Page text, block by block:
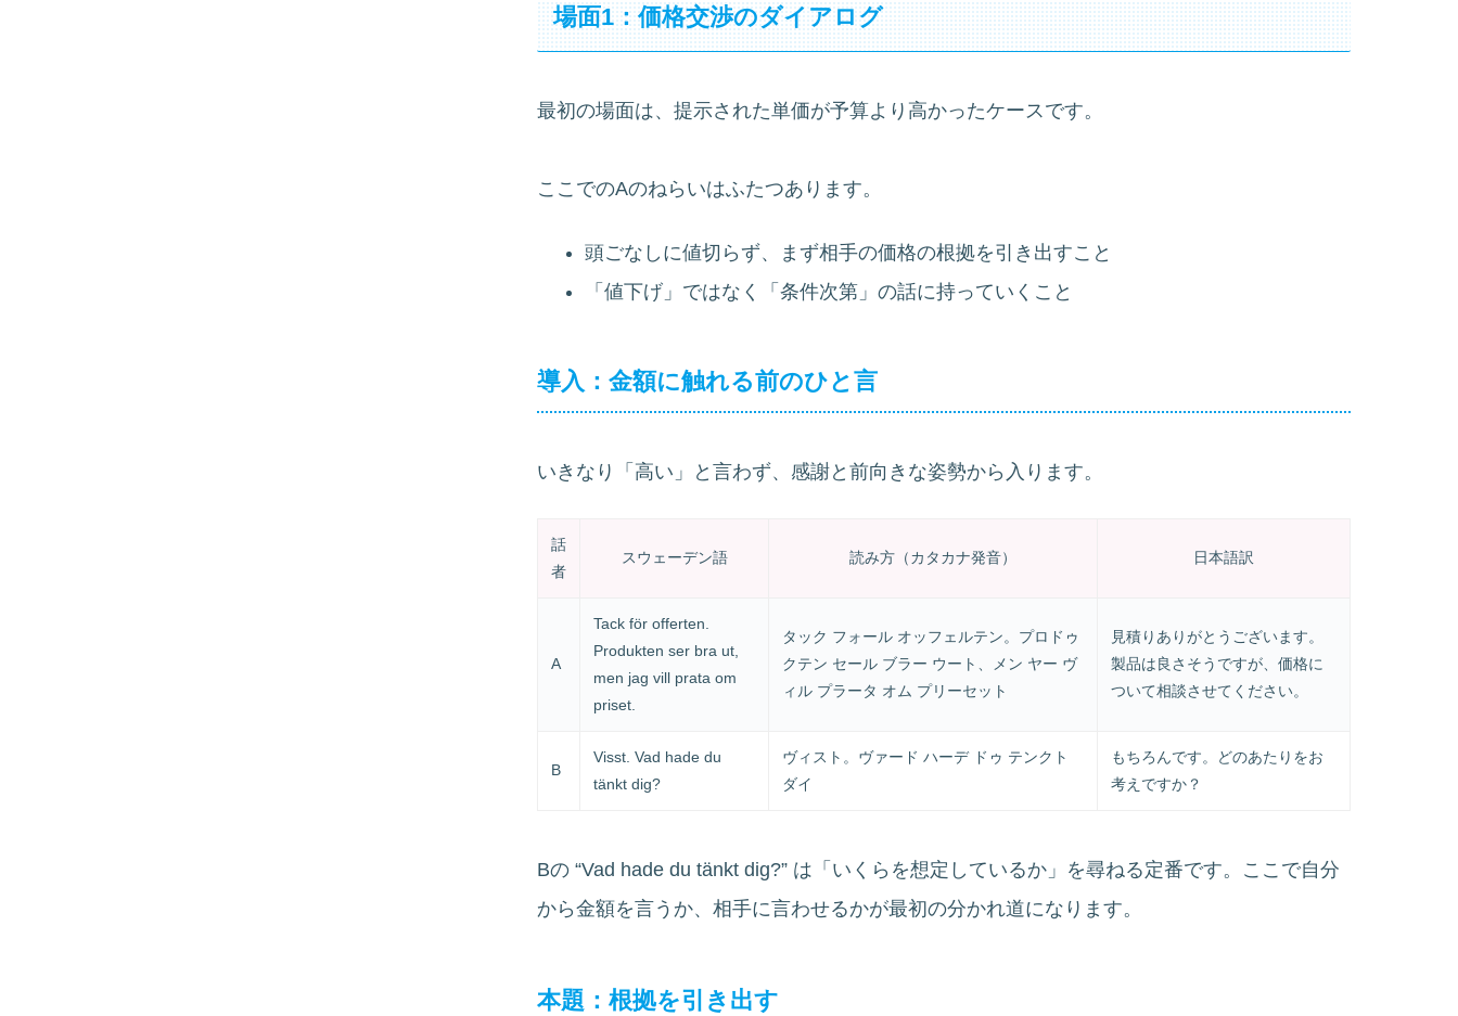
場面1：価格交渉のダイアログ
最初の場面は、提示された単価が予算より高かったケースです。
ここでのAのねらいはふたつあります。
頭ごなしに値切らず、まず相手の価格の根拠を引き出すこと
「値下げ」ではなく「条件次第」の話に持っていくこと
導入：金額に触れる前のひと言
いきなり「高い」と言わず、感謝と前向きな姿勢から入ります。
話
者
スウェーデン語 読み方（カタカナ発音） 日本語訳
A
Tack för offerten.
Produkten ser bra ut,
men jag vill prata om
priset.
タック フォール オッフェルテン。プロドゥ
クテン セール ブラー ウート、メン ヤー ヴ
ィル プラータ オム プリーセット
見積りありがとうございます。
製品は良さそうですが、価格に
ついて相談させてください。
B
Visst. Vad hade du
tänkt dig?
ヴィスト。ヴァード ハーデ ドゥ テンクト
ダイ
もちろんです。どのあたりをお
考えですか？
Bの “Vad hade du tänkt dig?” は「いくらを想定しているか」を尋ねる定番です。ここで自分
から金額を言うか、相手に言わせるかが最初の分かれ道になります。
本題：根拠を引き出す